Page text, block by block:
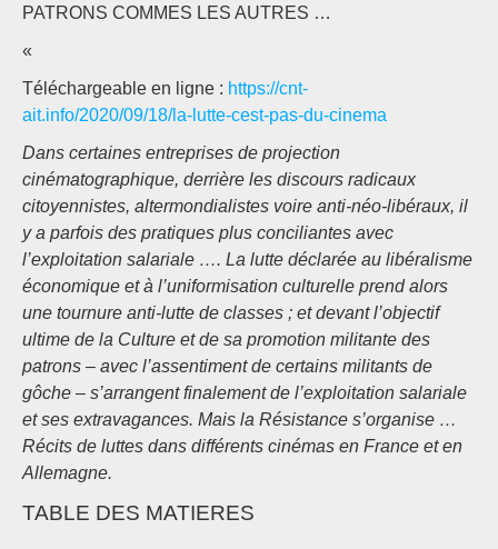
PATRONS COMMES LES AUTRES …
«
Téléchargeable en ligne : https://cnt-
ait.info/2020/09/18/la-lutte-cest-pas-du-cinema
Dans certaines entreprises de projection
cinématographique, derrière les discours radicaux
citoyennistes, altermondialistes voire anti-néo-libéraux, il
y a parfois des pratiques plus conciliantes avec
l’exploitation salariale …. La lutte déclarée au libéralisme
économique et à l’uniformisation culturelle prend alors
une tournure anti-lutte de classes ; et devant l’objectif
ultime de la Culture et de sa promotion militante des
patrons – avec l’assentiment de certains militants de
gôche – s’arrangent finalement de l’exploitation salariale
et ses extravagances. Mais la Résistance s’organise …
Récits de luttes dans différents cinémas en France et en
Allemagne.
TABLE DES MATIERES